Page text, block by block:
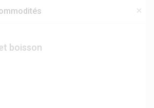
boisson